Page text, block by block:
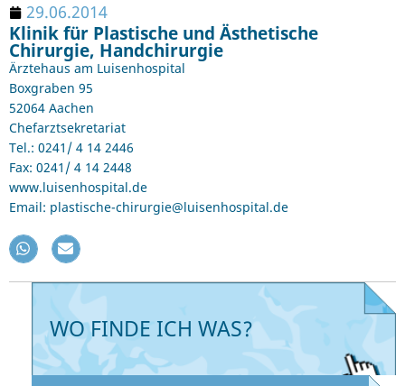
29.06.2014
Klinik für Plastische und Ästhetische
Chirurgie, Handchirurgie
Ärztehaus am Luisenhospital
Boxgraben 95
52064 Aachen
Chefarztsekretariat
Tel.: 0241/ 4 14 2446
Fax: 0241/ 4 14 2448
www.luisenhospital.de
Email: plastische-chirurgie@luisenhospital.de
WO FINDE ICH WAS?